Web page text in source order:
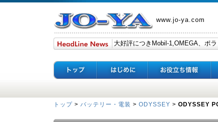
www.jo-ya.com
トップ > バッテリー・電装 > ODYSSEY > ODYSSEY